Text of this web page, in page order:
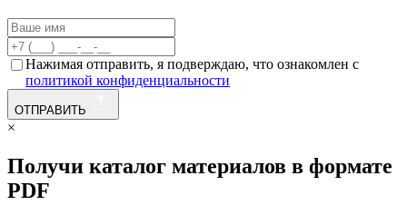
Нажимая отправить, я подверждаю, что ознакомлен с
политикой конфиденциальности
ОТПРАВИТЬ
×
Получи каталог материалов в формате
PDF